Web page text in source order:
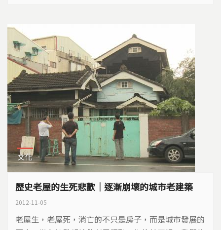
文化
歷史老屋的生死悲歡｜逐漸崩壞的城市老建築
2012-11-05
老屋生，老屋死，消亡的不只是房子，而是城市發展的